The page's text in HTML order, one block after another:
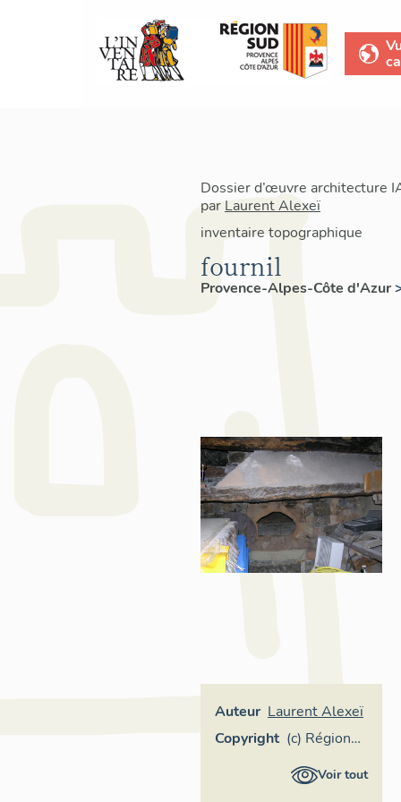
Dossier d’œuvre architecture
par Laurent Alexeï
inventaire topographique
fournil
Provence-Alpes-Côte d'Azur
Auteur Laurent Alexeï
Copyright (c) Région
Provence-Voir tout